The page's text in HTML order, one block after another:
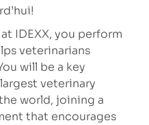
at IDEXX, you perform
veterinarians
will be a key
veterinary
world, joining a
that encourages